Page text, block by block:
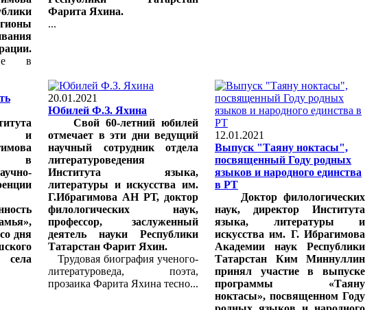
в
Фарита Яхина.
...
и
в
дня
села
20.01.2021
Юбилей Ф.З. Яхина
Свой 60-летний юбилей
отмечает в эти дни ведущий
научный сотрудник отдела
литературоведения
Института языка,
литературы и искусства им.
Г.Ибрагимова АН РТ, доктор
филологических наук,
профессор, заслуженный
деятель науки Республики
Татарстан Фарит Яхин.
Трудовая биография ученого-
литературоведа, поэта,
прозаика Фарита Яхина тесно...
12.01.2021
Выпуск "Таяну ноктасы",
посвященный Году родных
языков и народного единства
в РТ
Доктор филологических
наук, директор Института
языка, литературы и
искусства им. Г. Ибрагимова
Академии наук Республики
Татарстан Ким Миннуллин
принял участие в выпуске
программы «Таяну
ноктасы», посвященном Году